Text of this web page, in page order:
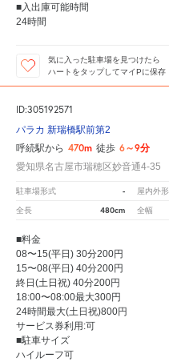
■入出庫可能時間
24時間
気に入った駐車場を見つけたら
ハートをタップしてマイPに保存
ID:305192571
パラカ 新瑞橋駅前第2
呼続駅から 470m 徒歩 6～9分
愛知県名古屋市瑞穂区妙音通4-35
駐車場形式 - 屋内外
全長 480cm 全幅
■料金
08〜15(平日) 30分200円
15〜08(平日) 40分200円
終日(土日祝) 40分200円
18:00〜08:00最大300円
24時間最大(土日祝)800円
サービス券利用:可
■駐車サイズ
ハイルーフ可